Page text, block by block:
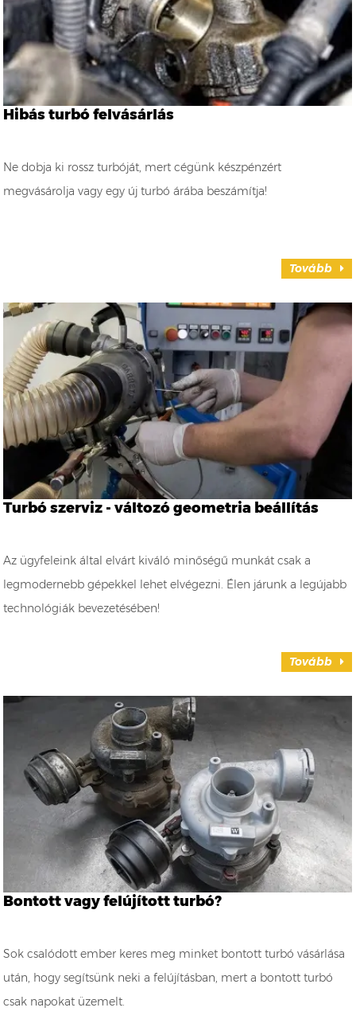
Hibás turbó felvásárlás
Ne dobja ki rossz turbóját, mert cégünk készpénzért
megvásárolja vagy egy új turbó árába beszámítja!
Tovább
Turbó szerviz - változó geometria beállítás
Az ügyfeleink által elvárt kiváló minőségű munkát csak a
legmodernebb gépekkel lehet elvégezni. Élen járunk a legújabb
technológiák bevezetésében!
Tovább
Bontott vagy felújított turbó?
Sok csalódott ember keres meg minket bontott turbó vásárlása
után, hogy segítsünk neki a felújításban, mert a bontott turbó
csak napokat üzemelt.